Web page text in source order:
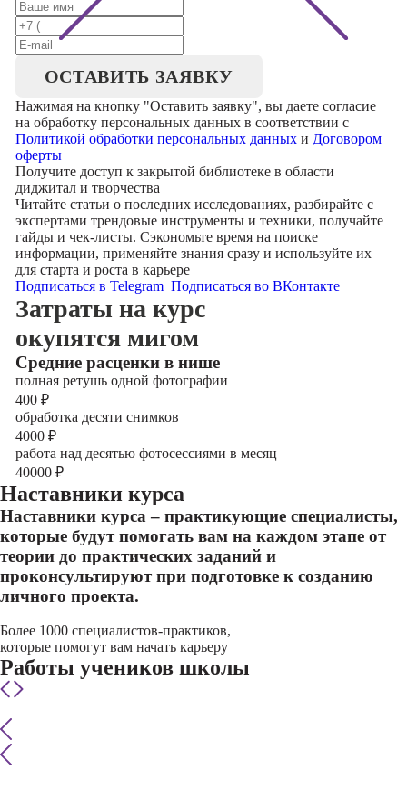
ОСТАВИТЬ ЗАЯВКУ
Нажимая на кнопку "Оставить заявку", вы даете согласие
на обработку персональных данных в соответствии с
Политикой обработки персональных данныхи Договором
оферты
Получите доступ к закрытой библиотекев области
диджитал и творчества
Читайте статьи о последних исследованиях, разбирайте с
экспертами трендовые инструменты и техники, получайте
гайды и чек-листы. Сэкономьте время на поиске
информации, применяйте знания сразу и используйте их
для старта и роста в карьере
Подписаться в Telegram Подписаться во ВКонтакте
Затраты на курс
окупятся мигом
Cредние расценки в нише
полная ретушь одной фотографии
400 ₽
обработка десяти снимков
4000 ₽
работа над десятью фотосессиями в месяц
40000 ₽
Наставники курса
Наставники курса – практикующие специалисты,
которые будут помогать вам на каждом этапе от
теории до практических заданий и
проконсультируют при подготовке к созданию
личного проекта.
Более 1000 специалистов-практиков,
которые помогут вам начать карьеру
Работы учеников школы